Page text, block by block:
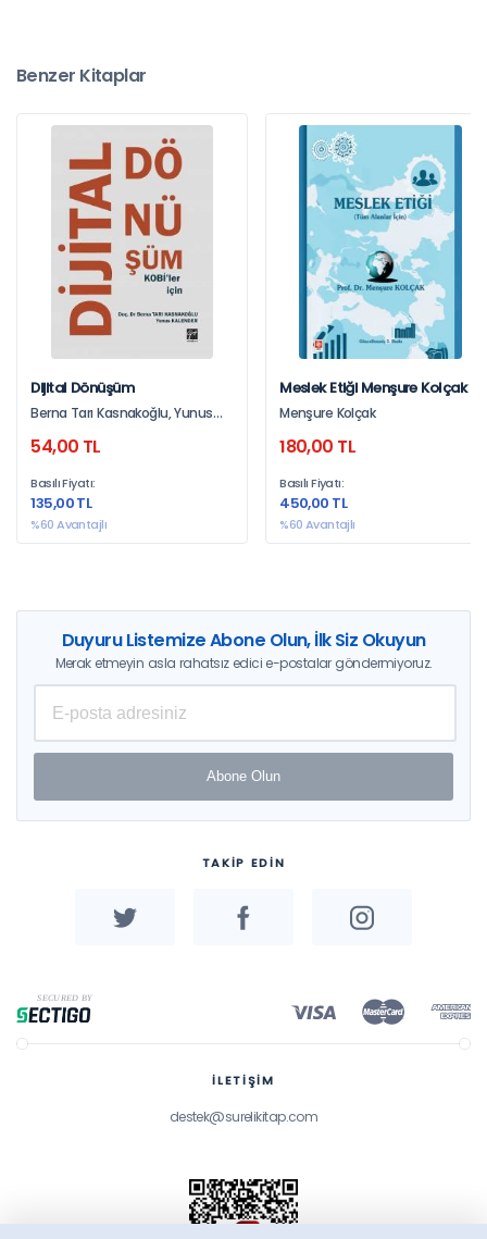
Benzer Kitaplar
Dijital Dönüşüm
Berna Tarı Kasnakoğlu, Yunus
54,00 TL
Basılı Fiyatı:
135,00 TL
%60 Avantajlı
Meslek Etiği Menşure Kolçak
Menşure Kolçak
180,00 TL
Basılı Fiyatı:
450,00 TL
%60 Avantajlı
Duyuru Listemize Abone Olun, İlk Siz Okuyun
Merak etmeyin asla rahatsız edici e-postalar göndermiyoruz.
Abone Olun
TAKİP EDİN
İLETİŞİM
destek@surelikitap.com